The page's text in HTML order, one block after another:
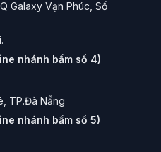
tâm bảo hành VSP trên
VSP theo nhu
& Học tập
Galaxy Vạn Phúc, Số
nhánh bấm số 4)
TP.Đà Nẵng
nhánh bấm số 5)